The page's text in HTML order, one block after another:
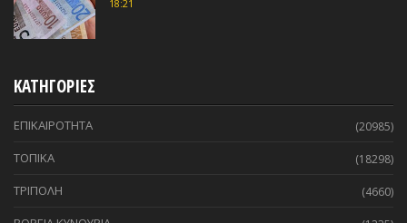
18:21
ΚΑΤΗΓΟΡΙΕΣ
ΕΠΙΚΑΙΡΟΤΗΤΑ (20985)
ΤΟΠΙΚΑ (18298)
ΤΡΙΠΟΛΗ (4660)